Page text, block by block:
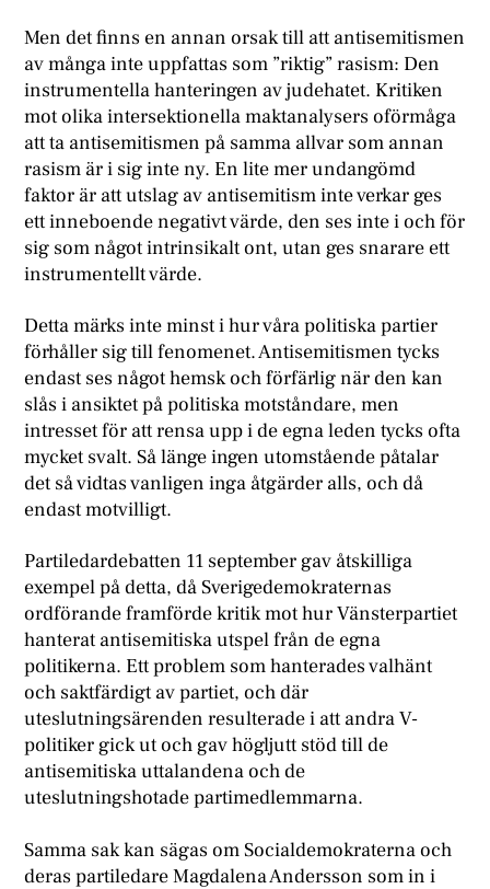
Men det finns en annan orsak till att antisemitismen
av många inte uppfattas som ”riktig” rasism: Den
instrumentella hanteringen av judehatet. Kritiken
mot olika intersektionella maktanalysers oförmåga
att ta antisemitismen på samma allvar som annan
rasism är i sig inte ny. En lite mer undangömd
faktor är att utslag av antisemitism inte verkar ges
ett inneboende negativt värde, den ses inte i och för
sig som något intrinsikalt ont, utan ges snarare ett
instrumentellt värde.
Detta märks inte minst i hur våra politiska partier
förhåller sig till fenomenet. Antisemitismen tycks
endast ses något hemsk och förfärlig när den kan
slås i ansiktet på politiska motståndare, men
intresset för att rensa upp i de egna leden tycks ofta
mycket svalt. Så länge ingen utomstående påtalar
det så vidtas vanligen inga åtgärder alls, och då
endast motvilligt.
Partiledardebatten 11 september gav åtskilliga
exempel på detta, då Sverigedemokraternas
ordförande framförde kritik mot hur Vänsterpartiet
hanterat antisemitiska utspel från de egna
politikerna. Ett problem som hanterades valhänt
och saktfärdigt av partiet, och där
uteslutningsärenden resulterade i att andra V-
politiker gick ut och gav högljutt stöd till de
antisemitiska uttalandena och de
uteslutningshotade partimedlemmarna.
Samma sak kan sägas om Socialdemokraterna och
deras partiledare Magdalena Andersson som in i